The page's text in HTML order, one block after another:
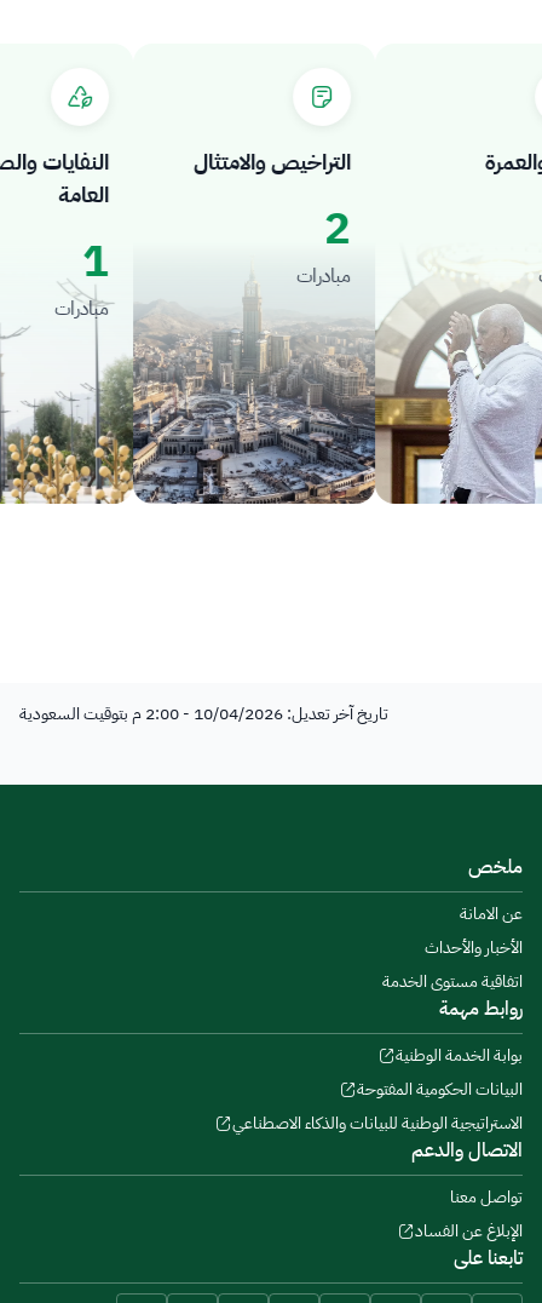
النفايات
العامة
1
مبادرات
التراخيص والامتثال
2
مبادرات
تاريخ آخر تعديل: 10/04/2026 - 2:00 م بتوقيت السعودية
ملخص
عن الامانة
الأخبار والأحداث
اتفاقية مستوى الخدمة
روابط مهمة
بوابة الخدمة الوطنية
البيانات الحكومية المفتوحة
الاستراتيجية الوطنية للبيانات والذكاء الاصطناعي
الاتصال والدعم
تواصل معنا
الإبلاغ عن الفساد
تابعنا على